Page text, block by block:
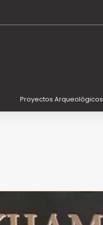
Proyectos Arqueológicos